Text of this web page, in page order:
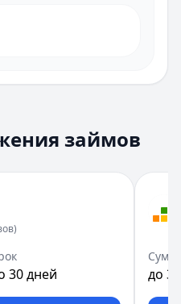
займов
)
30 дней до